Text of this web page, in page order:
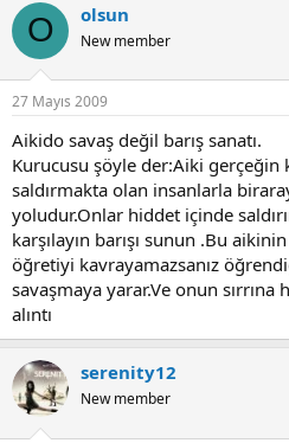
O olsun
New member
27 Mayıs 2009
Aikido savaş değil barış sanatı.
Kurucusu şöyle der:Aiki gerçeğin
saldırmakta olan insanlarla
yoludur.Onlar hiddet içinde
karşılayın barışı sunun .Bu
öğretiyi kavrayamazsanız
savaşmaya yarar.Ve onun sırrına
alıntı
serenity12
New member